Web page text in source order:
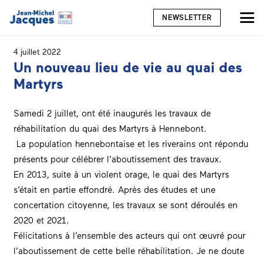
NEWSLETTER
4 juillet 2022
Un nouveau lieu de vie au quai des
Martyrs
Samedi 2 juillet, ont été inaugurés les travaux de
réhabilitation du quai des Martyrs à Hennebont.
La population hennebontaise et les riverains ont répondu
présents pour célébrer l’aboutissement des travaux.
En 2013, suite à un violent orage, le quai des Martyrs
s’était en partie effondré. Après des études et une
concertation citoyenne, les travaux se sont déroulés en
2020 et 2021.
Félicitations à l’ensemble des acteurs qui ont œuvré pour
l’aboutissement de cette belle réhabilitation. Je ne doute